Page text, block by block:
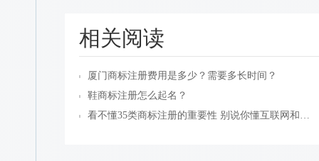
相关阅读
厦门商标注册费用是多少？​需要多长时间？
鞋商标注册怎么起名？
看不懂35类商标注册的重要性 别说你懂互联网和传媒